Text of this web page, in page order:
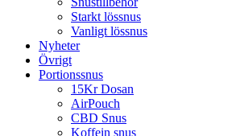
Starkt lössnus
Vanligt lössnus
Nyheter
Övrigt
Portionssnus
15Kr Dosan
AirPouch
CBD Snus
Koffein snus